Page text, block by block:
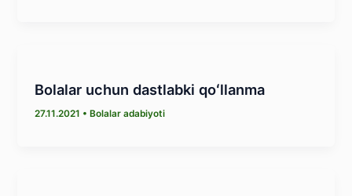
Bolalar uchun dastlabki qoʻllanma
27.11.2021 •Bolalar adabiyoti